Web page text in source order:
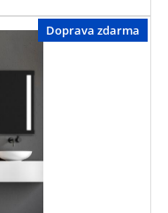
Doprava zdarma